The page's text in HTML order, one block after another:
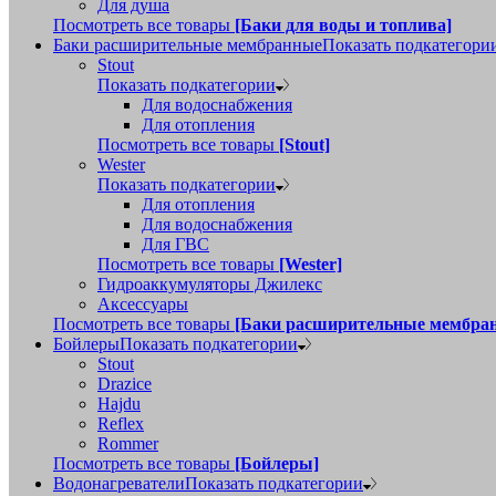
Для душа
Посмотреть все товары [Баки для воды и топлива]
Баки расширительные мембранныеПоказать
Stout
Показать подкатегории
Для водоснабжения
Для отопления
Посмотреть все товары [Stout]
Wester
Показать подкатегории
Для отопления
Для водоснабжения
Для ГВС
Посмотреть все товары [Wester]
Гидроаккумуляторы Джилекс
Аксессуары
Посмотреть все товары [Баки расширительные
БойлерыПоказать подкатегории
Stout
Drazice
Hajdu
Reflex
Rommer
Посмотреть все товары [Бойлеры]
ВодонагревателиПоказать подкатегории